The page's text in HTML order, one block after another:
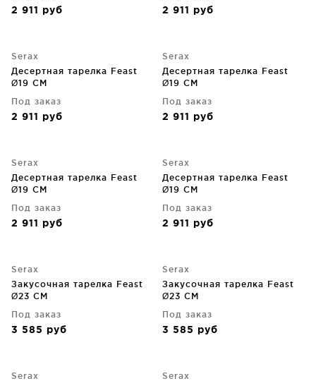
2 911 руб 2 911 руб
Serax
Десертная тарелка Feast
Ø19 CM
Под заказ
2 911 руб
Serax
Десертная тарелка Feast
Ø19 CM
Под заказ
2 911 руб
Serax
Десертная тарелка Feast
Ø19 CM
Под заказ
2 911 руб
Serax
Десертная тарелка Feast
Ø19 CM
Под заказ
2 911 руб
Serax
Закусочная тарелка Feast
Ø23 CM
Под заказ
3 585 руб
Serax
Закусочная тарелка Feast
Ø23 CM
Под заказ
3 585 руб
Serax
Serax